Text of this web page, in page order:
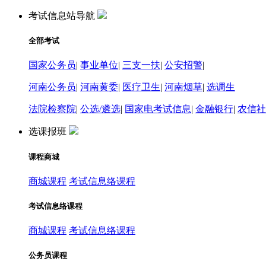
考试信息站导航
全部考试
国家公务员| 事业单位| 三支一扶| 公安招警|
河南公务员| 河南黄委| 医疗卫生| 河南烟草| 选调生
法院检察院| 公选/遴选| 国家电考试信息| 金融银行| 农信社
选课报班
课程商城
商城课程 考试信息络课程
考试信息络课程
商城课程 考试信息络课程
公务员课程